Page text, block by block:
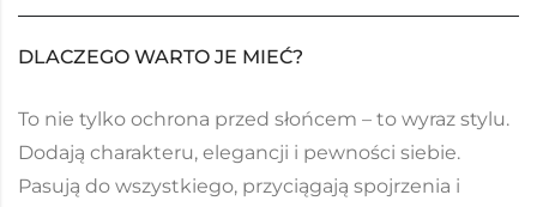
DLACZEGO WARTO JE MIEĆ?
To nie tylko ochrona przed słońcem – to wyraz stylu.
Dodają charakteru, elegancji i pewności siebie.
Pasują do wszystkiego, przyciągają spojrzenia i